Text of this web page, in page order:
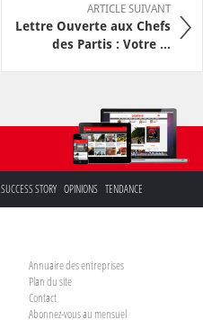
ARTICLE SUIVANT
Lettre Ouverte aux Chefs
des Partis : Votre ...
SUCCESS STORY OPINIONS TENDANCE
Annuaire des entreprises
Plan du site
Contact
Abonnez-vous au mensuel